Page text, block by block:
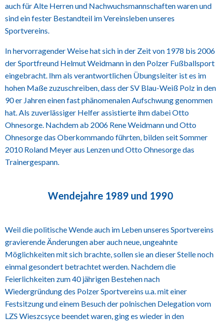
auch für Alte Herren und Nachwuchsmannschaften waren und
sind ein fester Bestandteil im Vereinsleben unseres
Sportvereins.
In hervorragender Weise hat sich in der Zeit von 1978 bis 2006
der Sportfreund Helmut Weidmann in den Polzer Fußballsport
eingebracht. Ihm als verantwortlichen Übungsleiter ist es im
hohen Maße zuzuschreiben, dass der SV Blau-Weiß Polz in den
90 er Jahren einen fast phänomenalen Aufschwung genommen
hat. Als zuverlässiger Helfer assistierte ihm dabei Otto
Ohnesorge. Nachdem ab 2006 Rene Weidmann und Otto
Ohnesorge das Oberkommando führten, bilden seit Sommer
2010 Roland Meyer aus Lenzen und Otto Ohnesorge das
Trainergespann.
Wendejahre 1989 und 1990
Weil die politische Wende auch im Leben unseres Sportvereins
gravierende Änderungen aber auch neue, ungeahnte
Möglichkeiten mit sich brachte, sollen sie an dieser Stelle noch
einmal gesondert betrachtet werden. Nachdem die
Feierlichkeiten zum 40 jährigen Bestehen nach
Wiedergründung des Polzer Sportvereins u.a. mit einer
Festsitzung und einem Besuch der polnischen Delegation vom
LZS Wieszcsyce beendet waren, ging es wieder in den